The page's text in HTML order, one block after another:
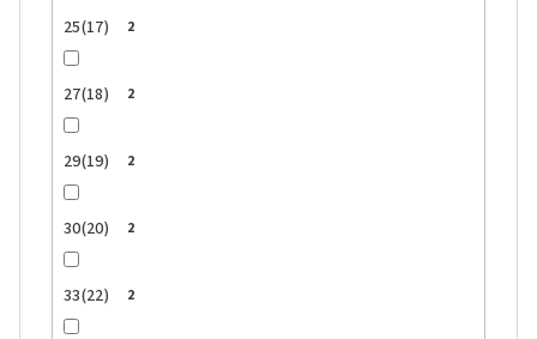
25(17) 2
27(18) 2
29(19) 2
30(20) 2
33(22) 2